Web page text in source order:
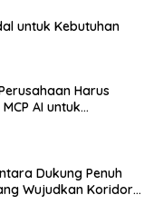
untuk Kebutuhan
Harus
AI untuk
Dukung Penuh
Wujudkan Koridor